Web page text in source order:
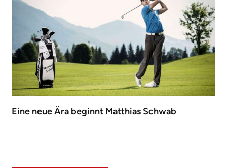
Eine neue Ära beginnt Matthias Schwab